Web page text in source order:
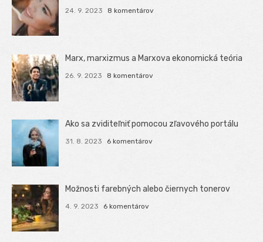
24. 9. 2023 8 komentárov
Marx, marxizmus a Marxova ekonomická teória
26. 9. 2023 8 komentárov
Ako sa zviditeľniť pomocou zľavového portálu
31. 8. 2023 6 komentárov
Možnosti farebných alebo čiernych tonerov
4. 9. 2023 6 komentárov